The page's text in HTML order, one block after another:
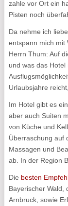
zahle vor Ort ein
Pisten noch
Da nehme ich
entspann mich mit
Herrn Thum: Auf
und was das Hotel
Urlaubsjahre
Im Hotel gibt es
aber auch Suiten
von Küche und
Überraschung auf
Massagen und
ab. In der Region
Die besten
Bayerischer Wald,
Arnbruck, sowie